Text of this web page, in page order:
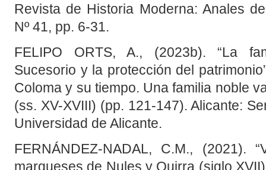
Revista de Historia Moderna: Anales
Nº 41, pp. 6-31.
FELIPO ORTS, A., (2023b). “La
Sucesorio y la protección del
Coloma y su tiempo. Una familia noble
(ss. XV-XVIII) (pp. 121-147). Alicante:
Universidad de Alicante.
FERNÁNDEZ-NADAL, C.M., (2021).
marqueses de Nules y Quirra (siglo